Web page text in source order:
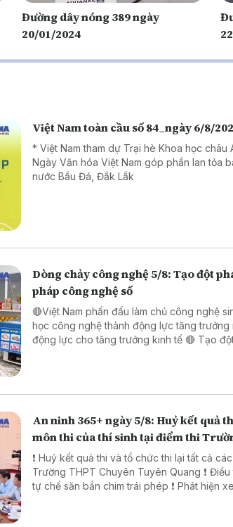
Đường dây nóng 389 ngày
20/01/2024
Việt Nam toàn cầu số 84_ngày 6/8/
* Việt Nam tham dự Trại hè Khoa học
Ngày Văn hóa Việt Nam góp phần lan tỏa
nước Bầu Đá, Đắk Lắk
Dòng chảy công nghệ 5/8: Tạo đột
pháp công nghệ số
🔴Việt Nam phấn đấu làm chủ công nghệ
học công nghệ thành động lực tăng trưởng
động lực cho tăng trưởng kinh tế 🔴 Tạo đột phá cho kinh tế tập thể bằng giải
An ninh 365+ ngày 5/8: Huỷ kết quả
môn thi của thí sinh tại điểm thi
❗ Huỷ kết quả thi và tổ chức thi lại tất cả
Trường THPT Chuyên Tuyên Quang ❗ Điều tra nhóm 3 đối tượng sử dụng súng
tự chế săn bắn chim trái phép ❗ Phát hiện xe khách chở hơn 800 kg thực phẩm